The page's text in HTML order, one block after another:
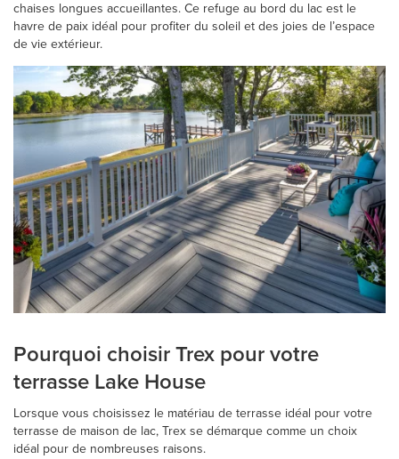
chaises longues accueillantes. Ce refuge au bord du lac est le
havre de paix idéal pour profiter du soleil et des joies de l’espace
de vie extérieur.
Pourquoi choisir Trex pour votre
terrasse Lake House
Lorsque vous choisissez le matériau de terrasse idéal pour votre
terrasse de maison de lac, Trex se démarque comme un choix
idéal pour de nombreuses raisons.